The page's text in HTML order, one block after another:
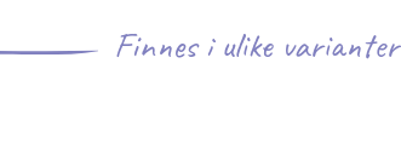
Finnes i ulike varianter